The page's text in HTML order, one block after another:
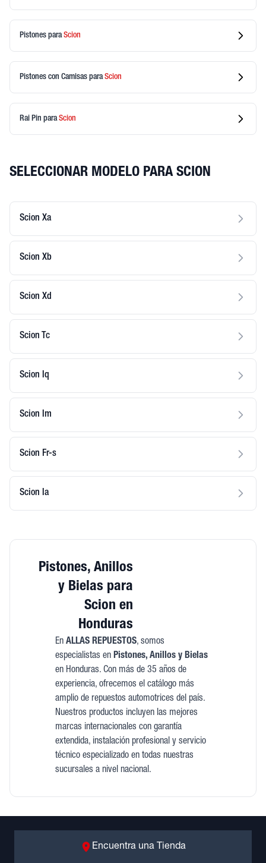
Pistones paraScion
Pistones con Camisas paraScion
Rai Pin paraScion
SELECCIONAR MODELO PARA SCION
Scion Xa
Scion Xb
Scion Xd
Scion Tc
Scion Iq
Scion Im
Scion Fr-s
Scion Ia
Pistones, Anillos
y Bielas para
Scion en
Honduras
En ALLAS REPUESTOS, somos
especialistas en Pistones, Anillos y Bielas
en Honduras. Con más de 35 años de
experiencia, ofrecemos el catálogo más
amplio de repuestos automotrices del país.
Nuestros productos incluyen las mejores
marcas internacionales con garantía
extendida, instalación profesional y servicio
técnico especializado en todas nuestras
sucursales a nivel nacional.
Encuentra una Tienda